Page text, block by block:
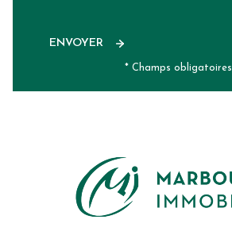
ENVOYER
* Champs obligatoires